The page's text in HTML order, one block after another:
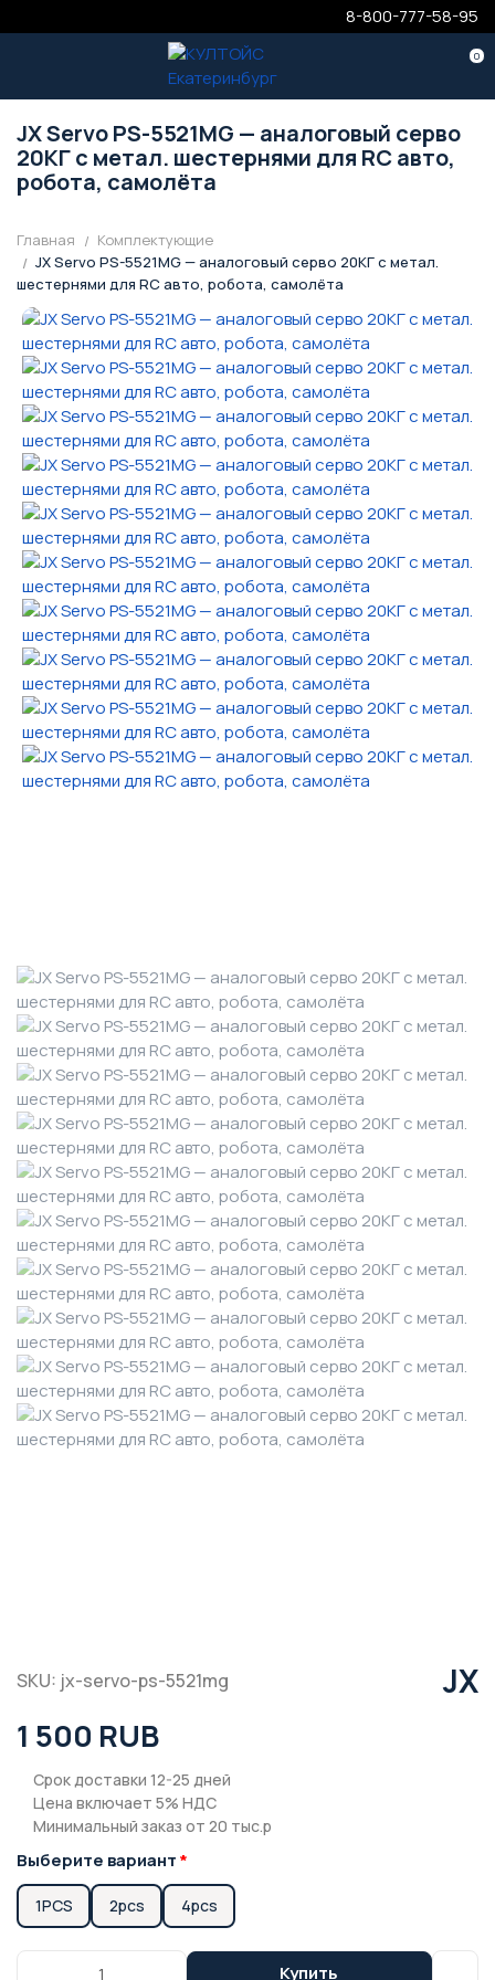
8-800-777-58-95
0
JX Servo PS-5521MG — аналоговый серво
20КГ с метал. шестернями для RC авто,
робота, самолёта
Главная
Комплектующие
JX Servo PS-5521MG — аналоговый серво 20КГ с метал.
шестернями для RC авто, робота, самолёта
SKU: jx-servo-ps-5521mg JX
1 500 RUB
Срок доставки 12-25 дней
Цена включает 5% НДС
Минимальный заказ от 20 тыс.р
Выберите вариант
1PCS 2pcs 4pcs
Купить